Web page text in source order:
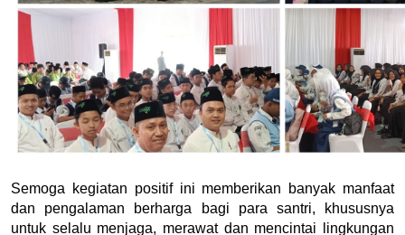
Semoga kegiatan positif ini memberikan banyak manfaat
dan pengalaman berharga bagi para santri, khususnya
untuk selalu menjaga, merawat dan mencintai lingkungan